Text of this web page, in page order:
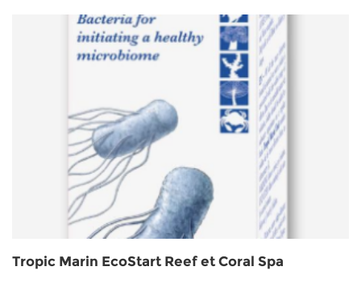
Tropic Marin EcoStart Reef et Coral Spa